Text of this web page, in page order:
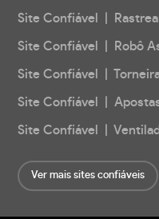
Site Confiável |
Site Confiável | Robô
Site Confiável |
Site Confiável |
Site Confiável |
Ver mais sites confiáveis